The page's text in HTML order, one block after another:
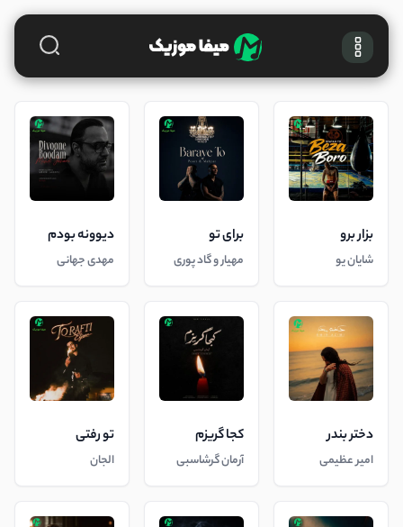
بزار برو
شایان یو
برای تو
مهیار و گاد پوری
دیوونه بودم
مهدی جهانی
دختر بندر
امیر عظیمی
کجا گریزم
آرمان گرشاسبی
تو رفتی
الجان